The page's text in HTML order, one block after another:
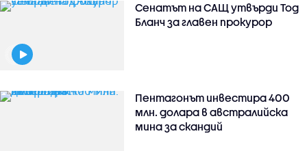
Сенатът на САЩ утвърди Тод
Бланч за главен прокурор
Пентагонът инвестира 400
млн. долара в австралийска
мина за скандий